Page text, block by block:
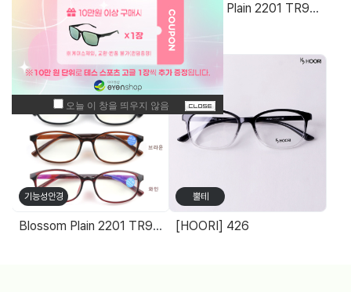
원목무늬 고급 안경케이스 Blossom Plain 2201 TR90청광차단 돋보기(+0.25단위) 14g
주간 최고 매출 상품
기능성안경
Blossom Plain 2201 TR90청광차단 돋보기(+0.25단위) 14g
뿔테
[HOORI] 426